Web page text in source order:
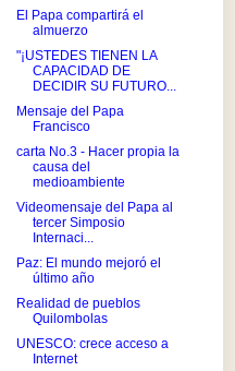
El Papa compartirá el
almuerzo
"¡USTEDES TIENEN LA
CAPACIDAD DE
DECIDIR SU FUTURO...
Mensaje del Papa
Francisco
carta No.3 - Hacer propia la
causa del
medioambiente
Videomensaje del Papa al
tercer Simposio
Internaci...
Paz: El mundo mejoró el
último año
Realidad de pueblos
Quilombolas
UNESCO: crece acceso a
Internet